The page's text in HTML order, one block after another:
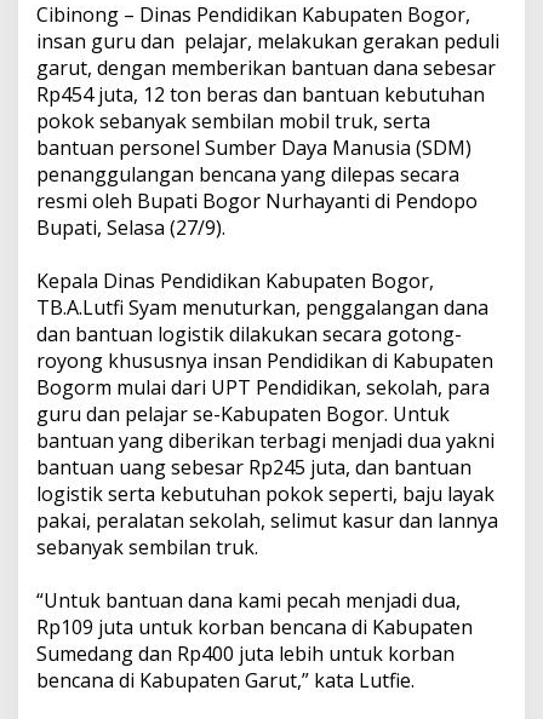
Cibinong – Dinas Pendidikan Kabupaten Bogor,
insan guru dan pelajar, melakukan gerakan peduli
garut, dengan memberikan bantuan dana sebesar
Rp454 juta, 12 ton beras dan bantuan kebutuhan
pokok sebanyak sembilan mobil truk, serta
bantuan personel Sumber Daya Manusia (SDM)
penanggulangan bencana yang dilepas secara
resmi oleh Bupati Bogor Nurhayanti di Pendopo
Bupati, Selasa (27/9).
Kepala Dinas Pendidikan Kabupaten Bogor,
TB.A.Lutfi Syam menuturkan, penggalangan dana
dan bantuan logistik dilakukan secara gotong-
royong khususnya insan Pendidikan di Kabupaten
Bogorm mulai dari UPT Pendidikan, sekolah, para
guru dan pelajar se-Kabupaten Bogor. Untuk
bantuan yang diberikan terbagi menjadi dua yakni
bantuan uang sebesar Rp245 juta, dan bantuan
logistik serta kebutuhan pokok seperti, baju layak
pakai, peralatan sekolah, selimut kasur dan lannya
sebanyak sembilan truk.
“Untuk bantuan dana kami pecah menjadi dua,
Rp109 juta untuk korban bencana di Kabupaten
Sumedang dan Rp400 juta lebih untuk korban
bencana di Kabupaten Garut,” kata Lutfie.